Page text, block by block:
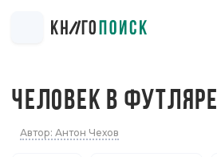
ЧЕЛОВЕК В ФУТЛЯРЕ
Автор: Антон Чехов